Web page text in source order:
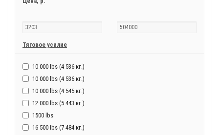
Тяговое усилие
10 000 lbs (4 536 кг.)
10 000 lbs (4 536 кг.)
10 000 lbs (4 545 кг.)
12 000 lbs (5 443 кг.)
1500 lbs
16 500 lbs (7 484 кг.)